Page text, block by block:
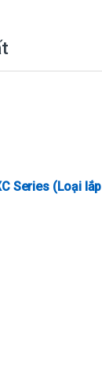
Series (Loại lắp